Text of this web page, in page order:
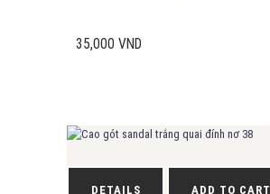
35,000 VND
DETAILS ADD TO CART